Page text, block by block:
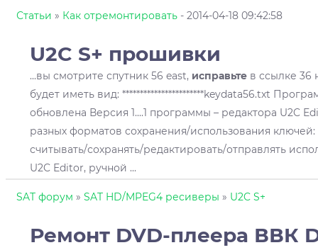
Статьи » Как отремонтировать - 2014-04-18 09:42:58
U2C S+ прошивки
...вы смотрите спутник 56 east, исправьтев ссылке 36
будет иметь вид: ***********************keydata56.txt
обновлена Версия 1....1 программы – редактора U2C
разных форматов сохранения/использования
считывать/сохранять/редактировать/отправлять
U2C Editor, ручной ...
SAT форум » SAT HD/MPEG4 ресиверы » U2C S+
Ремонт DVD-плеера ВВК